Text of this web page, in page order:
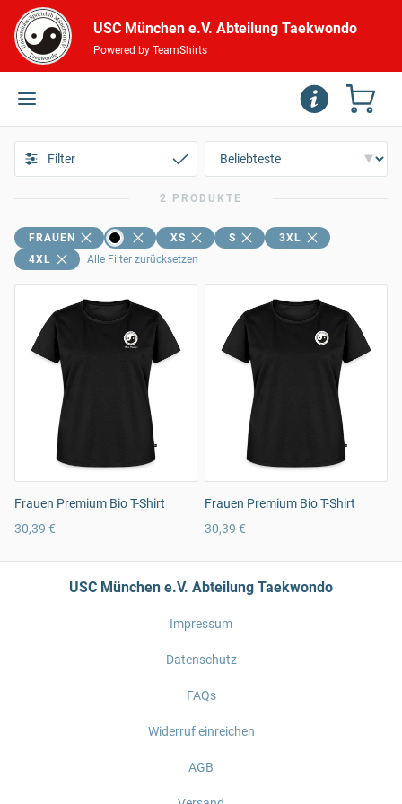
USC München e.V. Abteilung Taekwondo
Powered by TeamShirts
Filter
2 PRODUKTE
FRAUEN XS S
3XL
4XL
Alle Filter zurücksetzen
Frauen Premium Bio T-Shirt
30,39 €
Frauen Premium Bio T-Shirt
30,39 €
USC München e.V. Abteilung Taekwondo
Impressum
Datenschutz
FAQs
Widerruf einreichen
AGB